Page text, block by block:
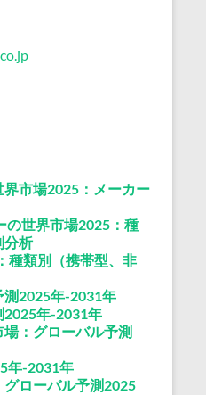
市場2025：メーカー
の世界市場2025：種
分析
種類別（携帯型、非
測2025年-2031年
2025年-2031年
：グローバル予測
年-2031年
グローバル予測2025